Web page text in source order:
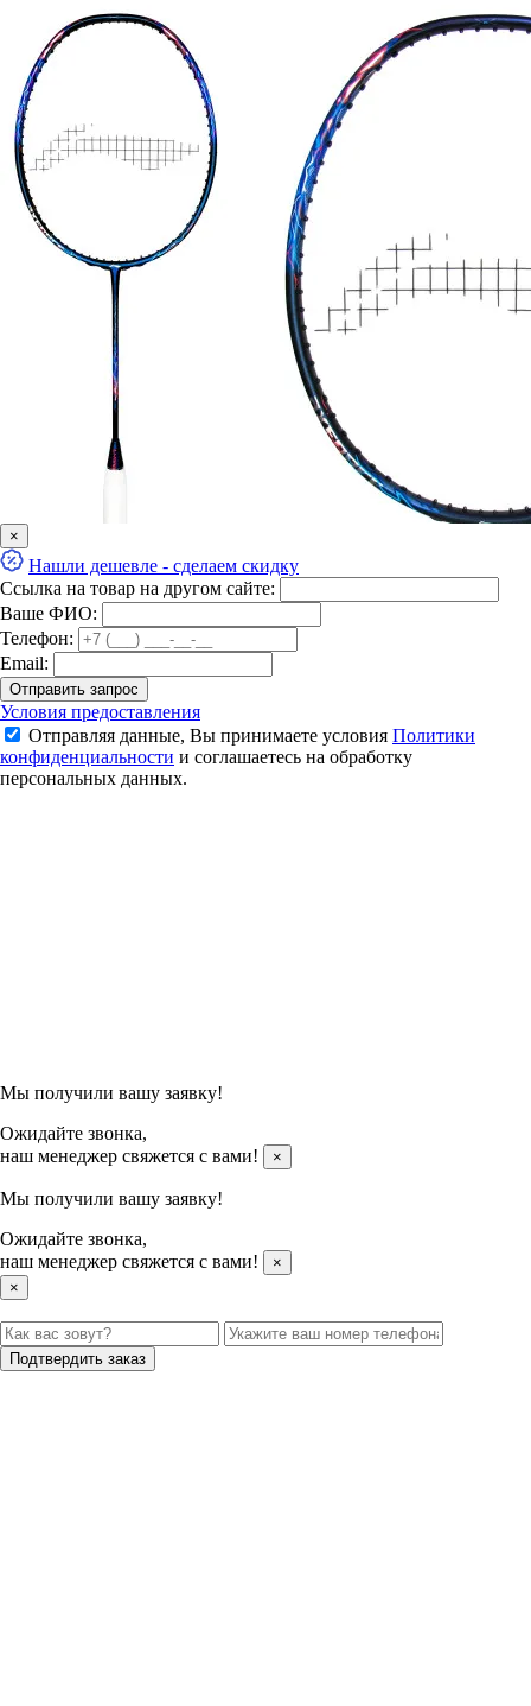
Ракетка для бадминтона Li-Ning AxForce 90 Dragon Max
28 000 ₽
×
Нашли дешевле - сделаем скидку
Ссылка на товар на другом сайте:
Ваше ФИО:
Телефон:
Email:
Отправить запрос
Условия предоставления
Отправляя данные, Вы принимаете условия Политики
конфиденциальности и соглашаетесь на обработку
персональных данных.
Мы получили вашу заявку!
Ожидайте звонка,
наш менеджер свяжется с вами!
×
Мы получили вашу заявку!
Ожидайте звонка,
наш менеджер свяжется с вами!
×
×
Подтвердить заказ